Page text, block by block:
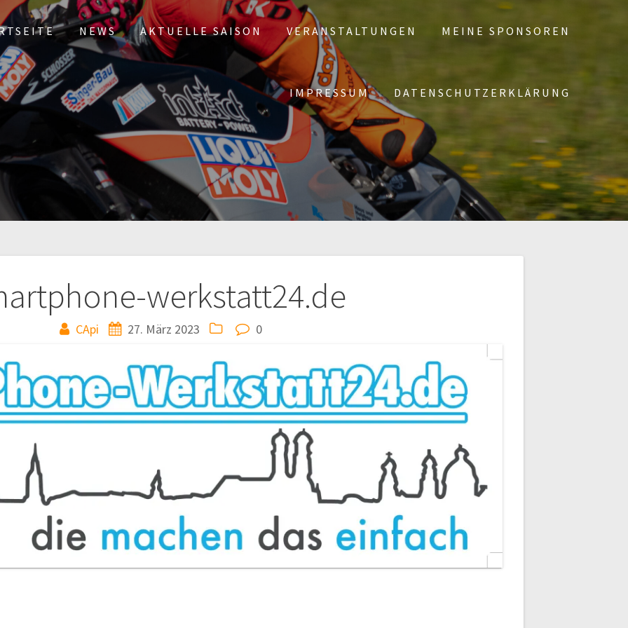
NEWS AKTUELLE SAISON VERANSTALTUNGEN MEINE SPONSOREN
IMPRESSUM DATENSCHUTZERKLÄRUNG
werkstatt24.de
CApi 27. März 2023 0